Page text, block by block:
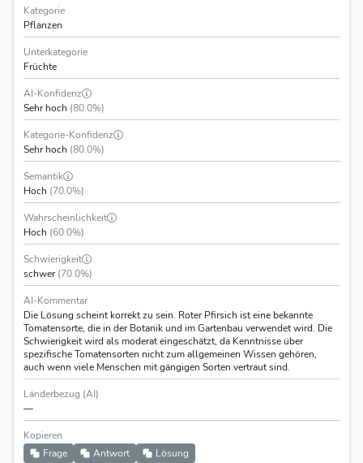
Kategorie
Pflanzen
Unterkategorie
Früchte
AI-Konfidenz
Sehr hoch (80.0%)
Kategorie-Konfidenz
Sehr hoch (80.0%)
Semantik
Hoch (70.0%)
Wahrscheinlichkeit
Hoch (60.0%)
Schwierigkeit
schwer(70.0%)
AI-Kommentar
Die Lösung scheint korrekt zu sein. Roter Pfirsich ist eine bekannte
Tomatensorte, die in der Botanik und im Gartenbau verwendet wird. Die
Schwierigkeit wird als moderat eingeschätzt, da Kenntnisse über
spezifische Tomatensorten nicht zum allgemeinen Wissen gehören,
auch wenn viele Menschen mit gängigen Sorten vertraut sind.
Länderbezug (AI)
—
Kopieren
Frage
Antwort Lösung